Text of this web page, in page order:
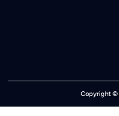
Copyright ©